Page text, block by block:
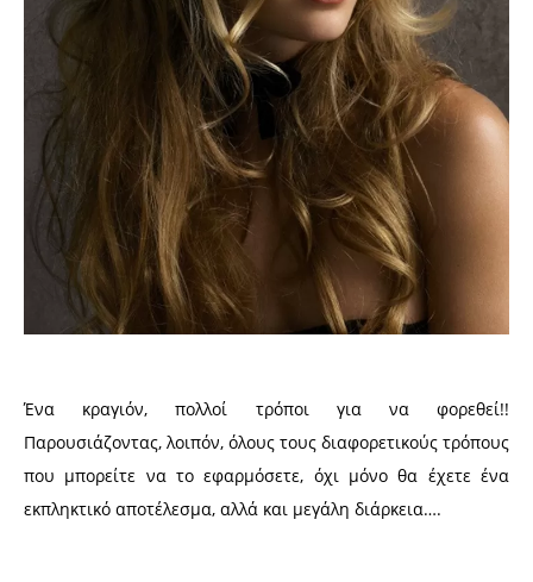
Ένα κραγιόν, πολλοί τρόποι για να φορεθεί!!
Παρουσιάζοντας, λοιπόν, όλους τους διαφορετικούς τρόπους
που μπορείτε να το εφαρμόσετε, όχι μόνο θα έχετε ένα
εκπληκτικό αποτέλεσμα, αλλά και μεγάλη διάρκεια….